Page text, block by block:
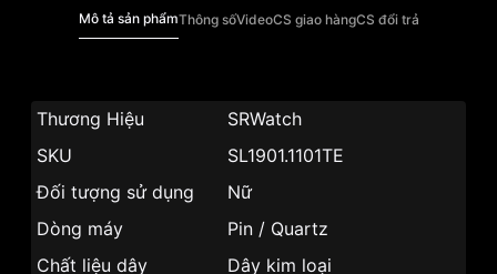
Mô tả sản phẩmThông sốVideoCS giao hàngCS đổi trả
Thương Hiệu
SRWatch
SKU
SL1901.1101TE
Đối tượng sử dụng
Nữ
Dòng máy
Pin / Quartz
Chất liệu dây
Dây kim loại